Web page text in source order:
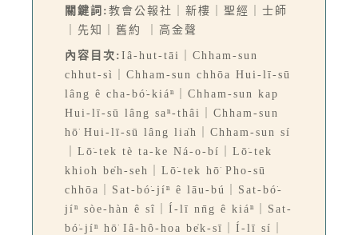
關鍵詞: 教會公報社｜新樓｜聖經｜士師
｜先知｜舊約 ｜高金聲
內容目次: Iâ-hut-tāi｜Chham-sun
chhut-sì｜Chham-sun chhōa Hui-lī-sū
lâng ê cha-bó͘-kiáⁿ｜Chham-sun kap
Hui-lī-sū lâng saⁿ-thâi｜Chham-sun
hō͘ Hui-lī-sū lâng lia̍h｜Chham-sun sí
｜Lō͘-tek tè ta-ke Ná-o-bí｜Lō͘-tek
khioh be̍h-seh｜Lō͘-tek hō͘ Pho-sū
chhōa｜Sat-bó͘-jíⁿ ê lāu-bú｜Sat-bó͘-
jíⁿ sòe-hàn ê sî｜Í-lī nn̄g ê kiáⁿ｜Sat-
bó͘-jíⁿ hō͘ Iâ-hô-hoa be̍k-sī｜Í-lī sí｜